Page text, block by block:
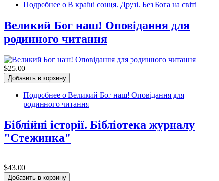
Подробнее о В країні сонця. Друзі. Без Бога на світі
Великий Бог наш! Оповідання для
родинного читання
$25.00
Подробнее о Великий Бог наш! Оповідання для
родинного читання
Біблійні історії. Бібліотека журналу
"Стежинка"
$43.00